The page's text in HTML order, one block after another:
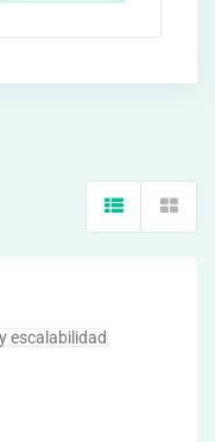
escalabilidad